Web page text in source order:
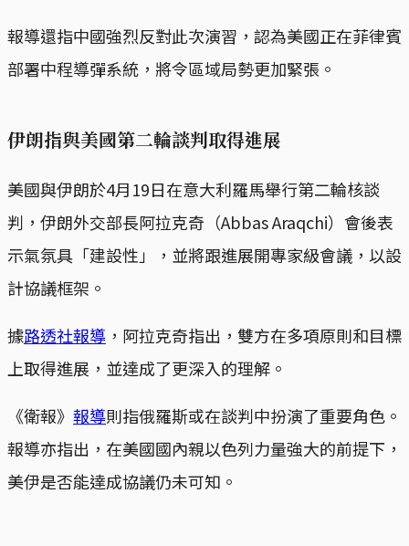
報導還指中國強烈反對此次演習，認為美國正在菲律賓
部署中程導彈系統，將令區域局勢更加緊張。
伊朗指與美國第二輪談判取得進展
​美國與伊朗於4月19日在意大利羅馬舉行第二輪核談
判，伊朗外交部長阿拉克奇（Abbas Araqchi）會後表
示氣氛具「建設性」，並將跟進展開專家級會議，以設
計協議框架。​
據路透社報導 ，阿拉克奇指出，雙方在多項原則和目標
上取得進展，並達成了更深入的理解。​
《衛報》 報導則指俄羅斯或在談判中扮演了重要角色。
報導亦指出，在美國國內親以色列力量強大的前提下，
美伊是否能達成協議仍未可知。